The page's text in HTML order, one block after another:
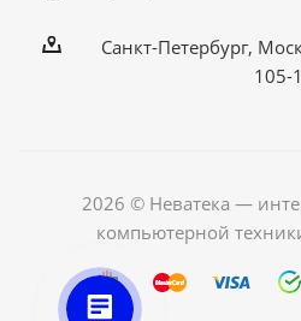
Санкт-Петербург,
105-
2026 © Неватека —
компьютерной